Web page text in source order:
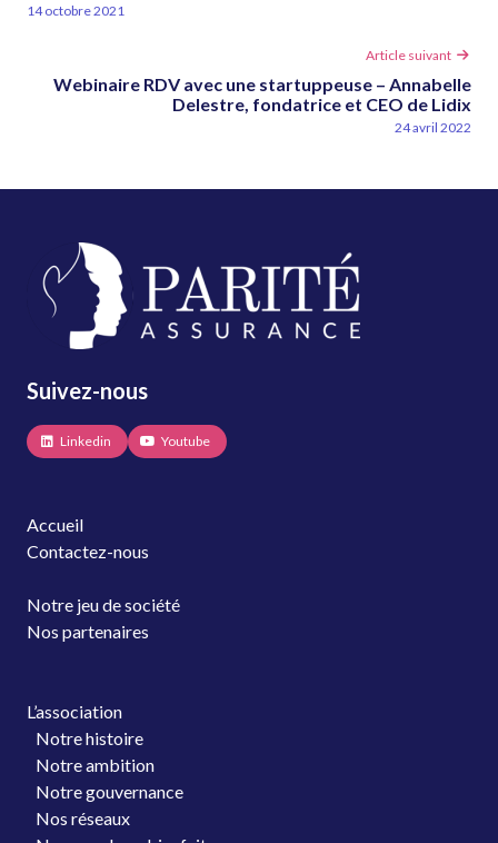
14 octobre 2021
Article
:
Article suivant
Webinaire RDV avec une startuppeuse – Annabelle
Delestre, fondatrice et CEO de Lidix
24 avril 2022
Suivez-nous
Linkedin Youtube
Accueil
Contactez-nous
Notre jeu de société
Nos partenaires
L’association
Notre histoire
Notre ambition
Notre gouvernance
Nos réseaux